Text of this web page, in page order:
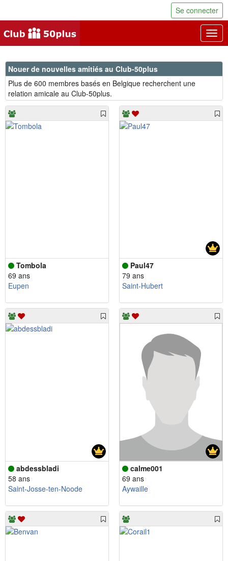
Se connecter
Nouer de nouvelles amitiés au Club-50plus
Plus de 600 membres basés en Belgique recherchent une
relation amicale au Club-50plus.
Tombola
69 ans
Eupen
Paul47
79 ans
Saint-Hubert
abdessbladi
58 ans
Saint-Josse-ten-Noode
calme001
69 ans
Aywaille